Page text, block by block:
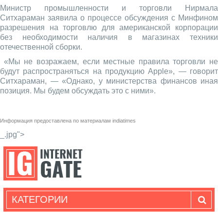
Министр промышленности и торговли Нирмала
Ситхараман заявила о процессе обсуждения с Минфином
разрешения на торговлю для американской корпорации
без необходимости наличия в магазинах техники
отечественной сборки.
«Мы не возражаем, если местные правила торговли не
будут распространяться на продукцию Apple», — говорит
Ситхараман, — «Однако, у министерства финансов иная
позиция. Мы будем обсуждать это с ними».
Информация предоставлена по материалам indiatimes
_.jpg">
КАТЕГОРИИ